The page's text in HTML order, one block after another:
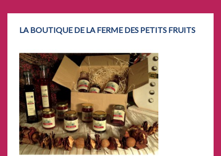
LA BOUTIQUE DE LA FERME DES PETITS FRUITS